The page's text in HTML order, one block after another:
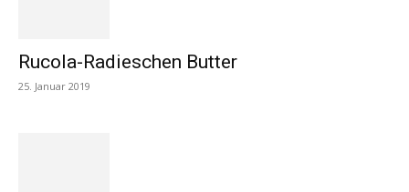
Rucola-Radieschen Butter
25. Januar 2019